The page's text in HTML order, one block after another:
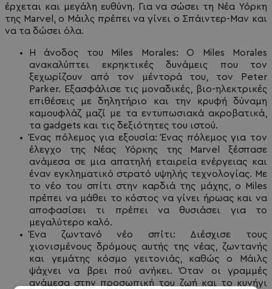
έρχεται και μεγάλη ευθύνη. Για να σώσει τη Νέα Υόρκη
της Marvel, ο Μάιλς πρέπει να γίνει ο Σπάιντερ-Mαν και
να τα δώσει όλα.
Η άνοδος του Miles Morales: Ο Miles Morales
ανακαλύπτει εκρηκτικές δυνάμεις που τον
ξεχωρίζουν από τον μέντορά του, τον Peter
Parker. Εξασφάλισε τις μοναδικές, βιο-ηλεκτρικές
επιθέσεις με δηλητήριο και την κρυφή δύναμη
καμουφλάζ μαζί με τα εντυπωσιακά ακροβατικά,
τα gadgets και τις δεξιότητες του ιστού.
Ένας πόλεμος για εξουσία: Ένας πόλεμος για τον
έλεγχο της Νέας Υόρκης της Marvel ξέσπασε
ανάμεσα σε μια απατηλή εταιρεία ενέργειας και
έναν εγκληματικό στρατό υψηλής τεχνολογίας. Με
το νέο του σπίτι στην καρδιά της μάχης, ο Miles
πρέπει να μάθει το κόστος να γίνει ήρωας και να
αποφασίσει τι πρέπει να θυσιάσει για το
μεγαλύτερο καλό.
Ένα ζωντανό νέο σπίτι: Διέσχισε τους
χιονισμένους δρόμους αυτής της νέας, ζωντανής
και γεμάτης κόσμο γειτονιάς, καθώς ο Μάιλς
ψάχνει να βρει πού ανήκει. Όταν οι γραμμές
ανάμεσα στην προσωπική του ζωή και το κυνήγι